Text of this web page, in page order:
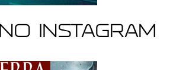
Instagram